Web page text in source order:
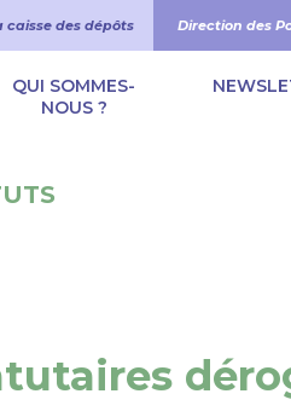
caisse des dépôts Direction des
QUI SOMMES-
NOUS ?
Search